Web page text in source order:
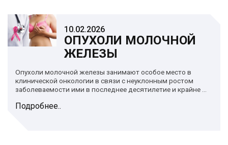
10.02.2026
ОПУХОЛИ МОЛОЧНОЙ
ЖЕЛЕЗЫ
Опухоли молочной железы занимают особое место в
клинической онкологии в связи с неуклонным ростом
заболеваемости ими в последнее десятилетие и крайне ...
Подробнее..